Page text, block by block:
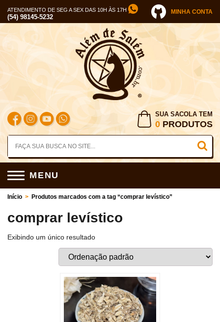
ATENDIMENTO DE SEG A SEX DAS 10H ÀS 17H
(54) 98145-5232
MINHA CONTA
SUA SACOLA TEM
0 PRODUTOS
MENU
Início > Produtos marcados com a tag “comprar levístico”
comprar levístico
Exibindo um único resultado